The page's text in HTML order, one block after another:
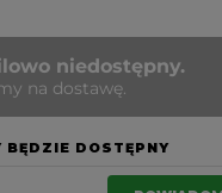
niedostępny.
na dostawę.
BĘDZIE DOSTĘPNY